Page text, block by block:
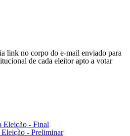
link no corpo do e-mail enviado para
de cada eleitor apto a votar
Eleição - Final
Eleição - Preliminar